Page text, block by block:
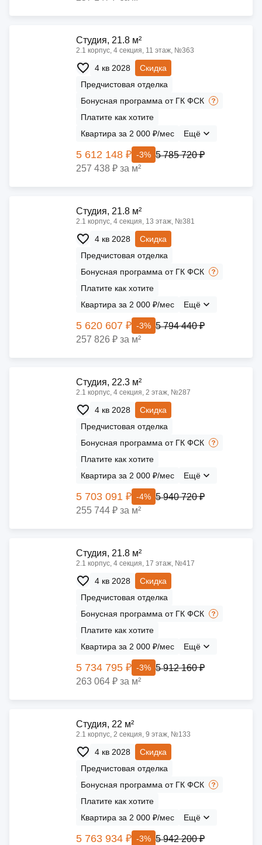
Cтудия, 21.8 м²
2.1 корпус, 4 секция, 11 этаж, №363
4 кв 2028
Скидка
Предчистовая отделка
Бонусная программа от ГК ФСК
Платите как хотите
Квартира за 2 000 ₽/мес
Ещё
5 612 148 ₽ -3% 5 785 720 ₽
257 438 ₽ за м²
Cтудия, 21.8 м²
2.1 корпус, 4 секция, 13 этаж, №381
4 кв 2028
Скидка
Предчистовая отделка
Бонусная программа от ГК ФСК
Платите как хотите
Квартира за 2 000 ₽/мес
Ещё
5 620 607 ₽ -3% 5 794 440 ₽
257 826 ₽ за м²
Cтудия, 22.3 м²
2.1 корпус, 4 секция, 2 этаж, №287
4 кв 2028
Скидка
Предчистовая отделка
Бонусная программа от ГК ФСК
Платите как хотите
Квартира за 2 000 ₽/мес
Ещё
5 703 091 ₽ -4% 5 940 720 ₽
255 744 ₽ за м²
Cтудия, 21.8 м²
2.1 корпус, 4 секция, 17 этаж, №417
4 кв 2028
Скидка
Предчистовая отделка
Бонусная программа от ГК ФСК
Платите как хотите
Квартира за 2 000 ₽/мес
Ещё
5 734 795 ₽ -3% 5 912 160 ₽
263 064 ₽ за м²
Cтудия, 22 м²
2.1 корпус, 2 секция, 9 этаж, №133
4 кв 2028
Скидка
Предчистовая отделка
Бонусная программа от ГК ФСК
Платите как хотите
Квартира за 2 000 ₽/мес
Ещё
5 763 934 ₽ -3% 5 942 200 ₽